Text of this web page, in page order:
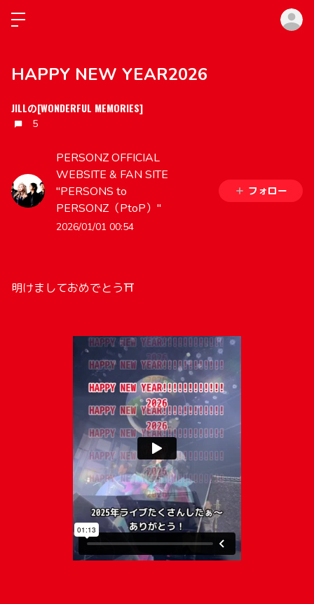
HAPPY NEW YEAR2026
JILLの[WONDERFUL MEMORIES]
5
PERSONZ OFFICIAL
WEBSITE & FAN SITE
"PERSONS to
PERSONZ（PtoP）"
2026/01/01 00:54
フォロー
明けましておめでとう⛩